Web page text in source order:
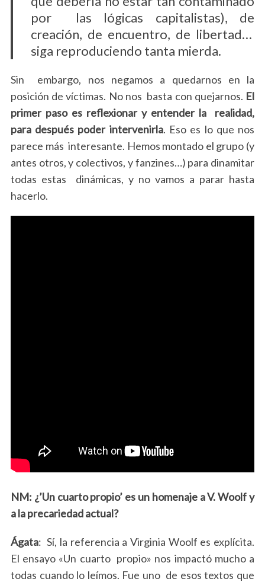
por las lógicas capitalistas), de
creación, de encuentro, de libertad…
siga reproduciendo tanta mierda.
Sin embargo, nos negamos a quedarnos en la
posición de víctimas. No nos basta con quejarnos. El
primer paso es reflexionar y entender la realidad,
para después poder intervenirla. Eso es lo que nos
parece más interesante. Hemos montado el grupo (y
antes otros, y colectivos, y fanzines…) para dinamitar
todas estas dinámicas, y no vamos a parar hasta
hacerlo.
NM: ¿’Un cuarto propio’ es un homenaje a V. Woolf y
a la precariedad actual?
Ágata: Sí, la referencia a Virginia Woolf es explícita.
El ensayo «Un cuarto propio» nos impactó mucho a
todas cuando lo leímos. Fue uno de esos textos que